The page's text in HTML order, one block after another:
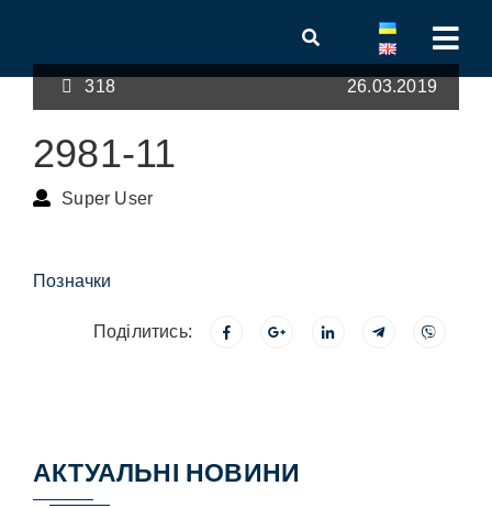
318 26.03.2019
2981-11
Super User
Позначки
Поділитись:
АКТУАЛЬНІ НОВИНИ